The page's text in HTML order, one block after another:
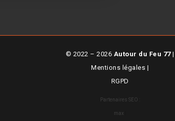
© 2022 – 2026 Autour du Feu 77|
Mentions légales |
RGPD
Partenaires SEO :
max